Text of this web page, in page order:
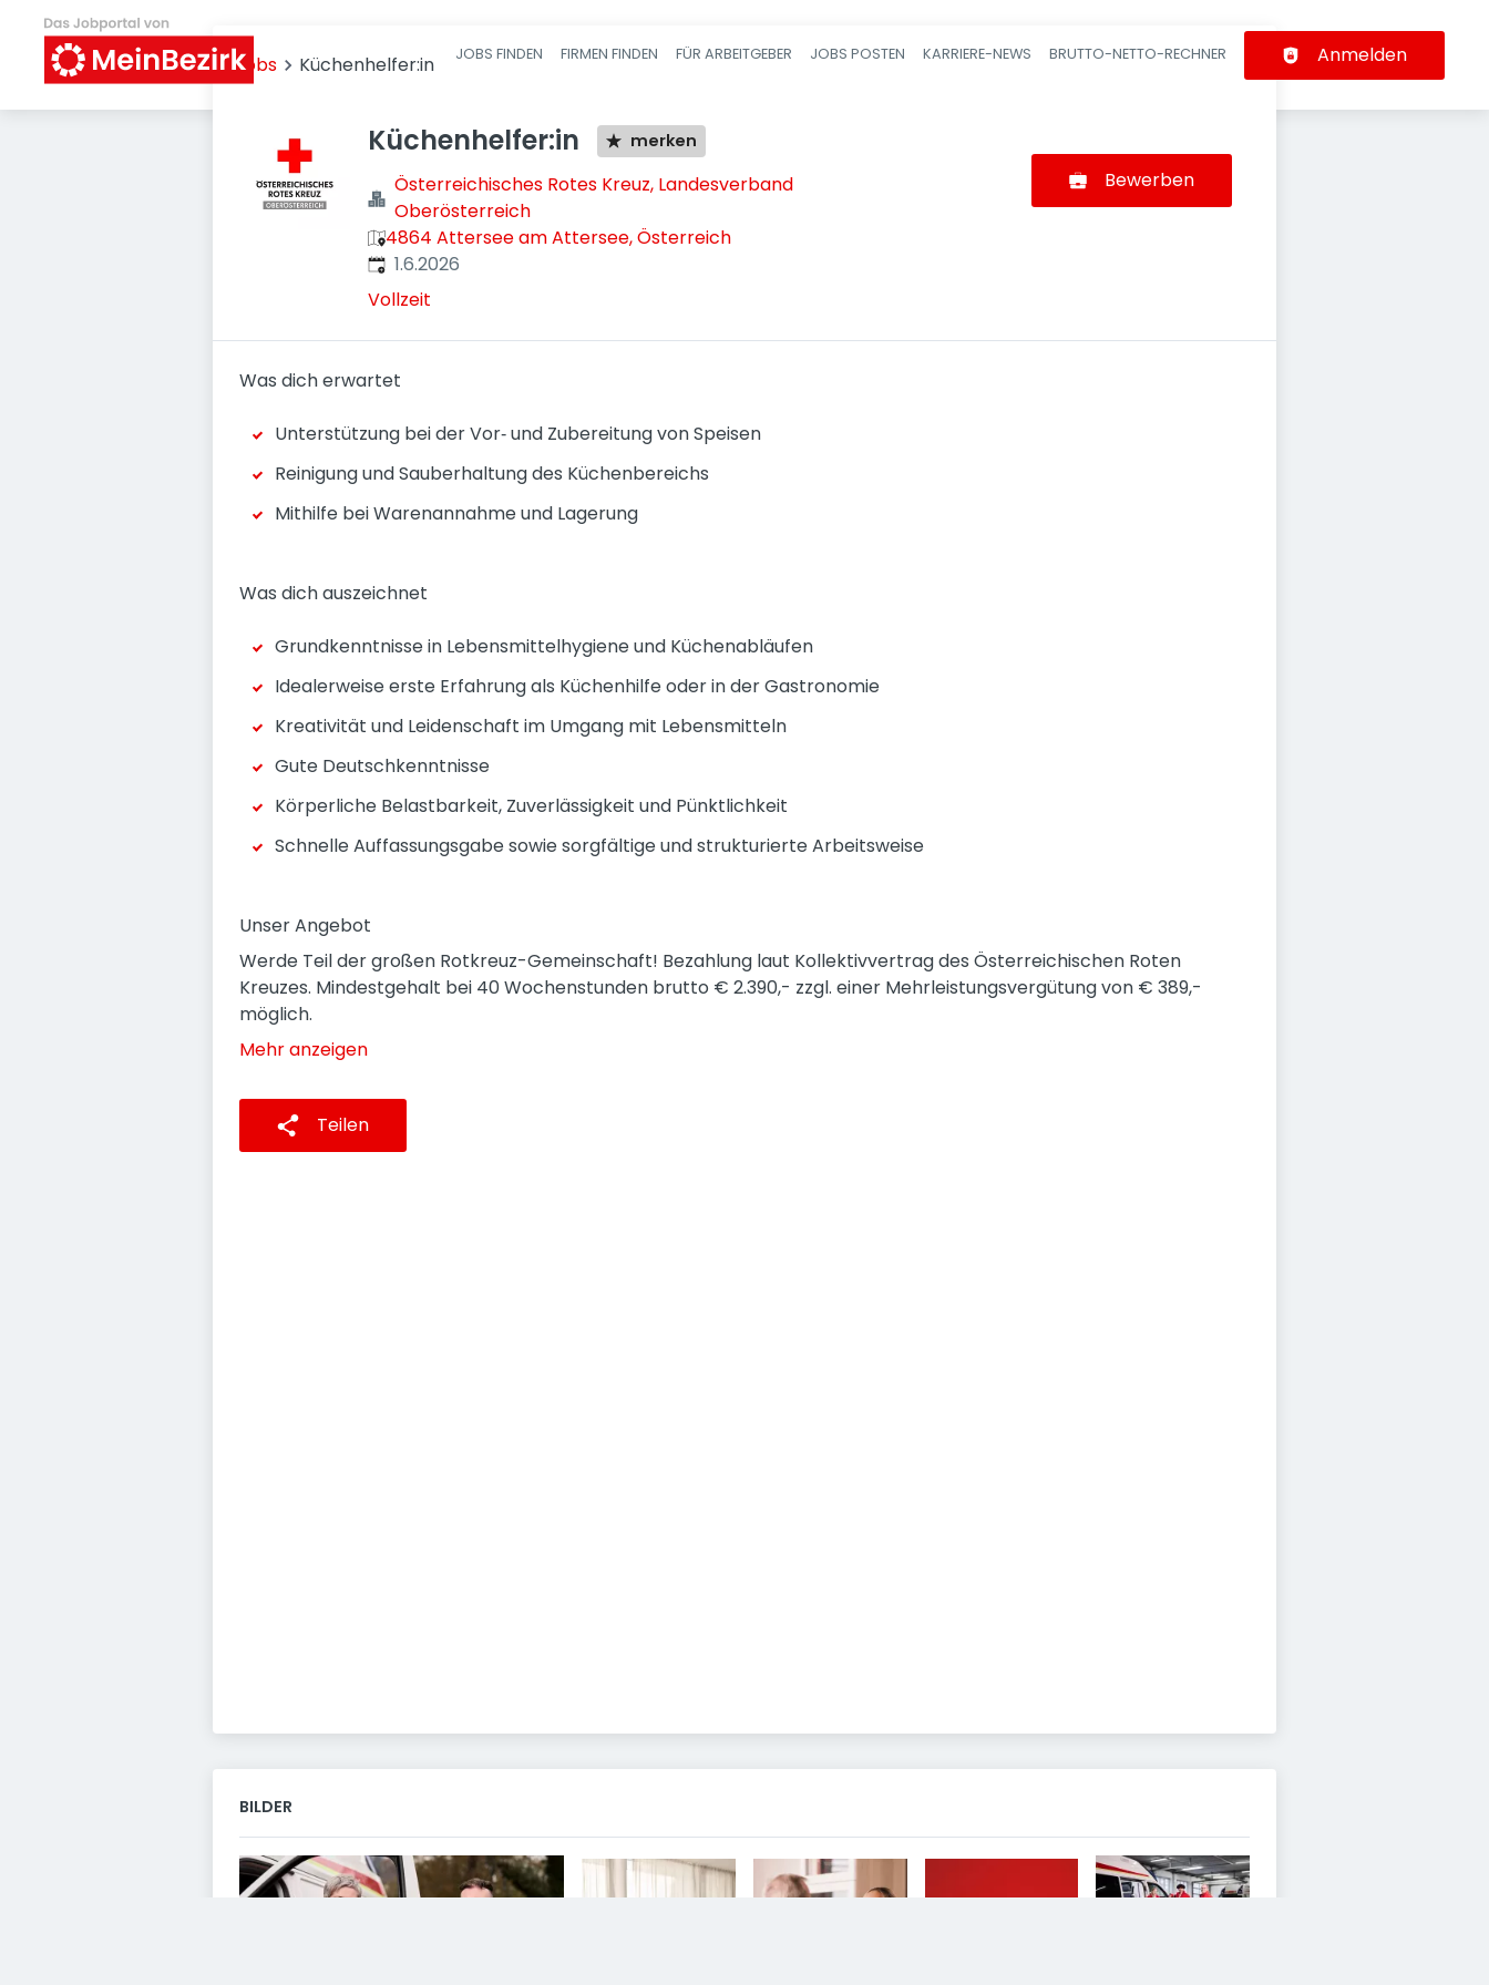
Haupt-Navigation
JOBS FINDEN FIRMEN FINDEN FÜR ARBEITGEBER JOBS POSTEN KARRIERE-NEWS BRUTTO-NETTO-RECHNER Anmelden
Jobs Küchenhelfer:in
Küchenhelfer:in merken
Österreichisches Rotes Kreuz, Landesverband
Oberösterreich
4864 Attersee am Attersee, Österreich
Veröffentlicht
1.6.2026
Vollzeit
Bewerben
Was dich erwartet
Unterstützung bei der Vor‑ und Zubereitung von Speisen
Reinigung und Sauberhaltung des Küchenbereichs
Mithilfe bei Warenannahme und Lagerung
Was dich auszeichnet
Grundkenntnisse in Lebensmittelhygiene und Küchenabläufen
Idealerweise erste Erfahrung als Küchenhilfe oder in der Gastronomie
Kreativität und Leidenschaft im Umgang mit Lebensmitteln
Gute Deutschkenntnisse
Körperliche Belastbarkeit, Zuverlässigkeit und Pünktlichkeit
Schnelle Auffassungsgabe sowie sorgfältige und strukturierte Arbeitsweise
Unser Angebot
Werde Teil der großen Rotkreuz-Gemeinschaft! Bezahlung laut Kollektivvertrag des Österreichischen Roten
Kreuzes. Mindestgehalt bei 40 Wochenstunden brutto € 2.390,- zzgl. einer Mehrleistungsvergütung von € 389,-
möglich.
Mehr anzeigen
Teilen
BILDER